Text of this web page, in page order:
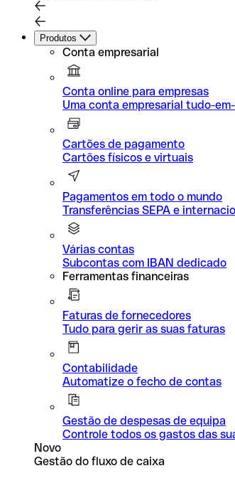
Produtos
Conta empresarial
Conta online para empresas
Uma conta empresarial tudo-
Cartões de pagamento
Cartões físicos e virtuais
Pagamentos em todo o mundo
Transferências SEPA e
Várias contas
Subcontas com IBAN dedicado
Ferramentas financeiras
Faturas de fornecedores
Tudo para gerir as suas faturas
Contabilidade
Automatize o fecho de contas
Gestão de despesas de equipa
Controle todos os gastos das
Novo
Gestão do fluxo de caixa